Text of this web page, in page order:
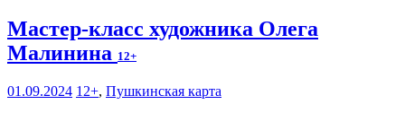
Мастер-класс художника Олега
Малинина 12+
01.09.2024 12+, Пушкинская карта